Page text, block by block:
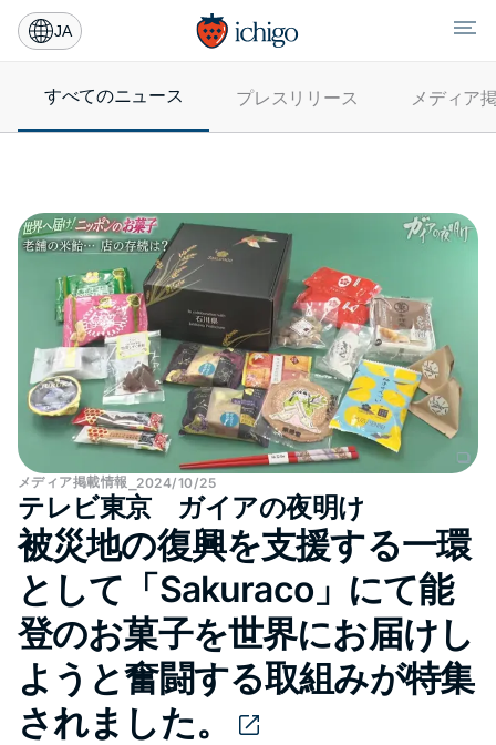
JA
すべてのニュース プレス​リリース メディア​
メディア​掲載情報 2024/10/25
テレビ東京 ガイアの夜明け
被災地の復興を支援する一環
として「Sakuraco」にて能
登のお菓子を世界にお届けし
ようと奮闘する取組みが特集
されました。